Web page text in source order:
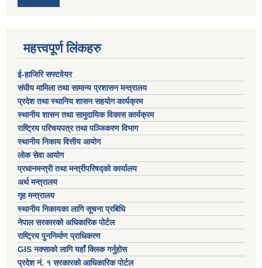
महत्त्वपूर्ण लिंकहरु
ई-हाजिरि सफ्टवेयर
संघीय मामिला तथा सामान्य प्रशासन मन्त्रालय
प्रदेश तथा स्थानिय शासन सहयोग कार्यक्रम
स्थानीय शासन तथा सामुदायिक विकास कार्यक्रम
राष्ट्रिय परिचयपत्र तथा पञ्जिकरण विभाग
स्थानीय निकाय वित्तीय आयोग
लोक सेवा आयोग
प्रधानमन्त्री तथा मन्त्रीपरिषद्को कार्यालय
अर्थ मन्त्रालय
गृह मन्त्रालय
स्थानीय निकायका लागि सूचना प्रबिधि
नेपाल सरकारको अधिकारिक पोर्टल
राष्ट्रिय पुननिर्माण प्राधिकरण
GIS नक्साको लागि यहाँ क्लिक गर्नुहोस
प्रदेश नं. १ सरकारको आधिकारिक पोर्टल